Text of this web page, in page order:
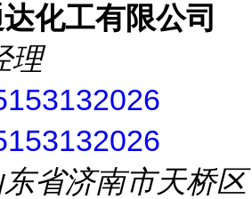
化工有限公司
理
省济南市天桥区